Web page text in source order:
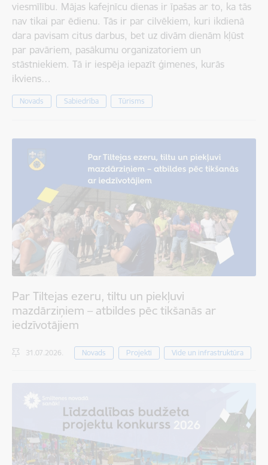
viesmīlību. Mājas kafejnīcu dienas ir īpašas ar to, ka tās
nav tikai par ēdienu. Tās ir par cilvēkiem, kuri ikdienā
dara pavisam citus darbus, bet uz divām dienām kļūst
par pavāriem, pasākumu organizatoriem un
stāstniekiem. Tā ir iespēja iepazīt ģimenes, kurās
ikviens…
Novads Sabiedrība Tūrisms
Par Tiltejas ezeru, tiltu un piekļuvi
mazdārziņiem – atbildes pēc tikšanās ar
iedzīvotājiem
31.07.2026. Novads Projekti Vide un infrastruktūra